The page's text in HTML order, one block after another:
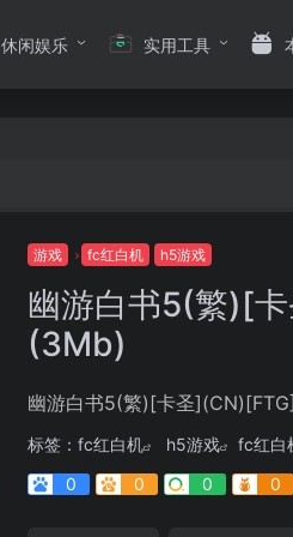
休闲娱乐 实用工具
游戏 fc红白机 h5游戏
幽游白书5(繁)[
(3Mb)
幽游白书5(繁)[卡圣
标签： fc红白机 h5游戏 fc红白
0
0 0 0